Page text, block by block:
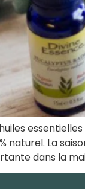
naturel. La
dans la